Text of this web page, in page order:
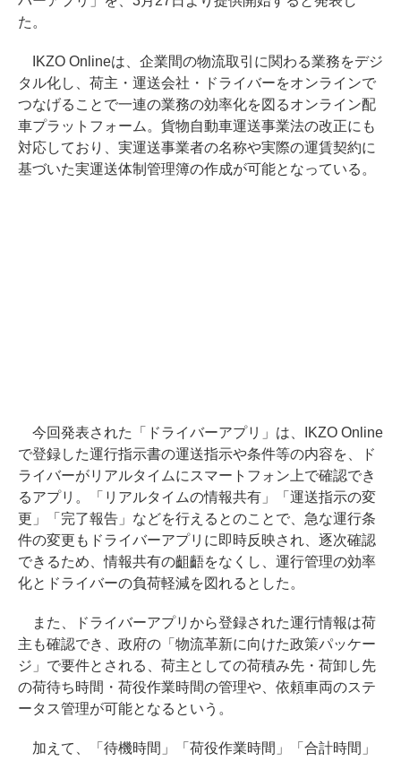
た。
IKZO Onlineは、企業間の物流取引に関わる業務をデジ
タル化し、荷主・運送会社・ドライバーをオンラインで
つなげることで一連の業務の効率化を図るオンライン配
車プラットフォーム。貨物自動車運送事業法の改正にも
対応しており、実運送事業者の名称や実際の運賃契約に
基づいた実運送体制管理簿の作成が可能となっている。
今回発表された「ドライバーアプリ」は、IKZO Online
で登録した運行指示書の運送指示や条件等の内容を、ド
ライバーがリアルタイムにスマートフォン上で確認でき
るアプリ。「リアルタイムの情報共有」「運送指示の変
更」「完了報告」などを行えるとのことで、急な運行条
件の変更もドライバーアプリに即時反映され、逐次確認
できるため、情報共有の齟齬をなくし、運行管理の効率
化とドライバーの負荷軽減を図れるとした。
また、ドライバーアプリから登録された運行情報は荷
主も確認でき、政府の「物流革新に向けた政策パッケー
ジ」で要件とされる、荷主としての荷積み先・荷卸し先
の荷待ち時間・荷役作業時間の管理や、依頼車両のステ
ータス管理が可能となるという。
加えて、「待機時間」「荷役作業時間」「合計時間」